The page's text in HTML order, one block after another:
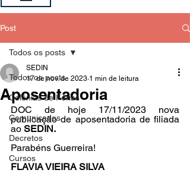
Post
Todos os posts
Colônias de Férias
Comunicados
Decretos
Cursos
Todos os posts
Aposentadoria
SEDIN
17 de nov. de 2023 1 min de leitura
DOC de hoje 17/11/2023 nova
publicação de aposentadoria de filiada
ao SEDIN.
Parabéns Guerreira!
FLAVIA VIEIRA SILVA